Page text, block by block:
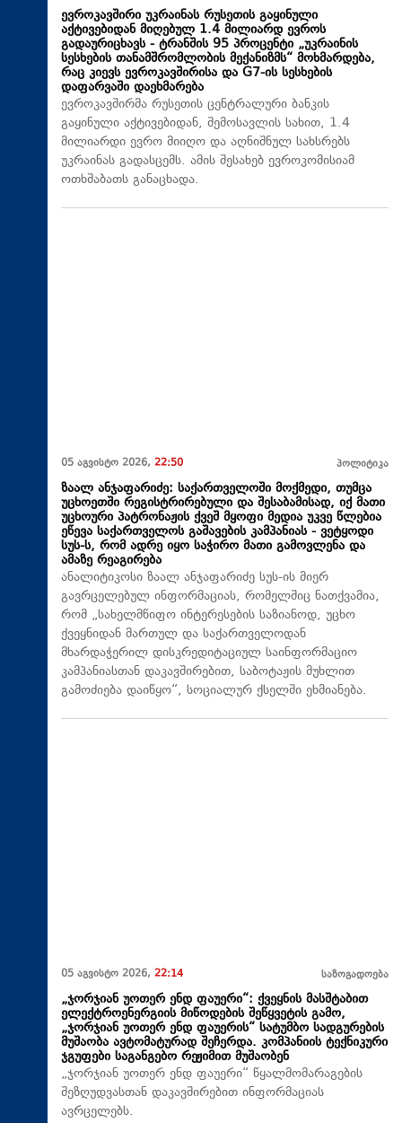
ევროკავშირი უკრაინას რუსეთის გაყინული
აქტივებიდან მიღებულ 1.4 მილიარდ ევროს
გადაურიცხავს - ტრანშის 95 პროცენტი „უკრაინის
სესხების თანამშრომლობის მექანიზმს“ მოხმარდება,
რაც კიევს ევროკავშირისა და G7-ის სესხების
დაფარვაში დაეხმარება
ევროკავშირმა რუსეთის ცენტრალური ბანკის
გაყინული აქტივებიდან, შემოსავლის სახით, 1.4
მილიარდი ევრო მიიღო და აღნიშნულ სახსრებს
უკრაინას გადასცემს. ამის შესახებ ევროკომისიამ
ოთხშაბათს განაცხადა.
05 აგვისტო 2026, 22:50 პოლიტიკა
ზაალ ანჯაფარიძე: საქართველოში მოქმედი, თუმცა
უცხოეთში რეგისტრირებული და შესაბამისად, იქ მათი
უცხოური პატრონაჟის ქვეშ მყოფი მედია უკვე წლებია
ეწევა საქართველოს გაშავების კამპანიას - ვეტყოდი
სუს-ს, რომ ადრე იყო საჭირო მათი გამოვლენა და
ამაზე რეაგირება
ანალიტიკოსი ზაალ ანჯაფარიძე სუს-ის მიერ
გავრცელებულ ინფორმაციას, რომელშიც ნათქვამია,
რომ „სახელმწიფო ინტერესების საზიანოდ, უცხო
ქვეყნიდან მართულ და საქართველოდან
მხარდაჭერილ დისკრედიტაციულ საინფორმაციო
კამპანიასთან დაკავშირებით, საბოტაჟის მუხლით
გამოძიება დაიწყო“, სოციალურ ქსელში ეხმიანება.
05 აგვისტო 2026, 22:14 საზოგადოება
„ჯორჯიან უოთერ ენდ ფაუერი“: ქვეყნის მასშტაბით
ელექტროენერგიის მიწოდების შეწყვეტის გამო,
„ჯორჯიან უოთერ ენდ ფაუერის“ სატუმბო სადგურების
მუშაობა ავტომატურად შეჩერდა. კომპანიის ტექნიკური
ჯგუფები საგანგებო რეჟიმით მუშაობენ
„ჯორჯიან უოთერ ენდ ფაუერი“ წყალმომარაგების
შეზღუდვასთან დაკავშირებით ინფორმაციას
ავრცელებს.